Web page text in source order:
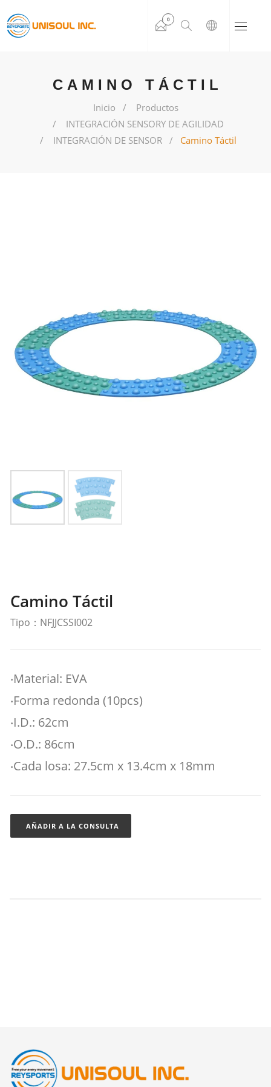
0
CAMINO TÁCTIL
Inicio
Productos
INTEGRACIÓN SENSORY DE AGILIDAD
INTEGRACIÓN DE SENSOR
Camino Táctil
Camino Táctil
Tipo：NFJJCSSI002
‧Material: EVA
‧Forma redonda (10pcs)
‧I.D.: 62cm
‧O.D.: 86cm
‧Cada losa: 27.5cm x 13.4cm x 18mm
AÑADIR A LA CONSULTA